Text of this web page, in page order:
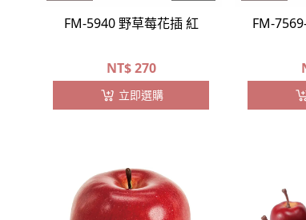
FM-5940 野草莓花插 紅
NT$270
立即選購
FM-